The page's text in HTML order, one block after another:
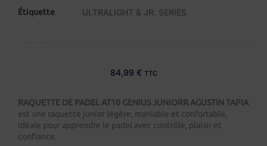
Étiquette ULTRALIGHT & JR. SERIES
84,99 € TTC
RAQUETTE DE PADEL AT10 GENIUS JUNIORR AGUSTIN TAPIA
est une raquette junior légère, maniable et confortable,
idéale pour apprendre le padel avec contrôle, plaisir et
confiance.